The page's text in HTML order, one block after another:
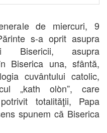
de miercuri, 9
s-a oprit asupra
Bisericii, asupra
Biserica una, sfântă,
cuvântului catolic,
„kath olòn”, care
totalităţii, Papa
spunem că Biserica